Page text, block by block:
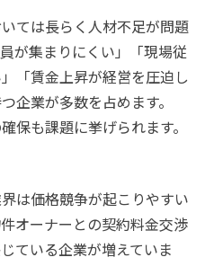
ては長らく人材不足が問題
が集まりにくい」「現場従
「賃金上昇が経営を圧迫し
企業が多数を占めます。
保も課題に挙げられます。
は価格競争が起こりやすい
オーナーとの契約料金交渉
ている企業が増えていま